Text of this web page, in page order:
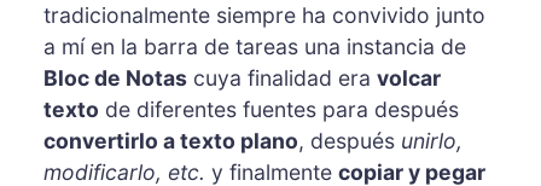
tradicionalmente siempre ha convivido junto
a mí en la barra de tareas una instancia de
Bloc de Notascuya finalidad era volcar
texto de diferentes fuentes para después
convertirlo a texto plano, después unirlo,
modificarlo, etc. y finalmente copiar y pegar